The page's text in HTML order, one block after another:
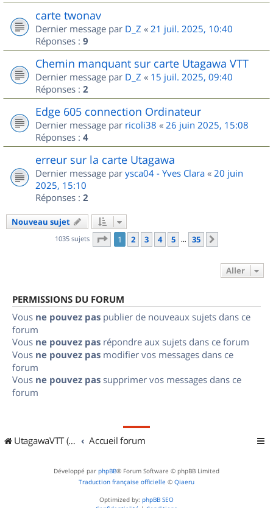
carte twonav
Dernier message par D_Z « 21 juil. 2025, 10:40
Réponses : 9
Chemin manquant sur carte Utagawa VTT
Dernier message par D_Z « 15 juil. 2025, 09:40
Réponses : 2
Edge 605 connection Ordinateur
Dernier message par ricoli38 « 26 juin 2025, 15:08
Réponses : 4
erreur sur la carte Utagawa
Dernier message par ysca04 - Yves Clara « 20 juin
2025, 15:10
Réponses : 2
Nouveau sujet
1035 sujets Page 1sur
1 2 3 4 5 … 35
Aller
PERMISSIONS DU FORUM
Vous ne pouvez pas publier de nouveaux sujets dans ce
forum
Vous ne pouvez pas répondre aux sujets dans ce forum
Vous ne pouvez pas modifier vos messages dans ce
forum
Vous ne pouvez pas supprimer vos messages dans ce
forum
UtagawaVTT (Randos VTT et VTTAE avec traces GPS) Accueil forum
Développé par phpBB® Forum Software © phpBB Limited
Traduction française officielle © Qiaeru
Optimized by: phpBB SEO